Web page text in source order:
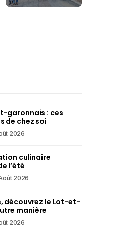
garonnais : ces
de chez soi
2026
culinaire
l’été
2026
découvrez le Lot-et-
manière
2026